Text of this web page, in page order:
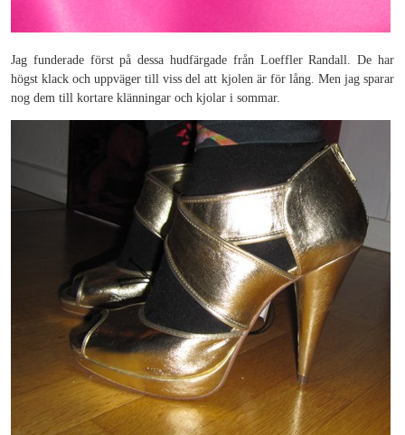
Jag funderade först på dessa hudfärgade från Loeffler Randall. De har
högst klack och uppväger till viss del att kjolen är för lång. Men jag sparar
nog dem till kortare klänningar och kjolar i sommar.